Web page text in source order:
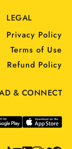
LEGAL
Privacy Policy
Terms of Use
Refund Policy
& CONNECT